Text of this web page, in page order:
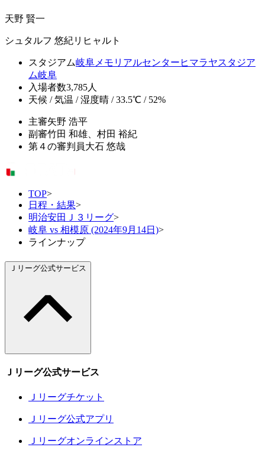
天野 賢一
シュタルフ 悠紀リヒャルト
スタジアム岐阜メモリアルセンターヒマラヤスタジア
ム岐阜
入場者数3,785人
天候 / 気温 / 湿度晴 / 33.5℃ / 52%
主審矢野 浩平
副審竹田 和雄、村田 裕紀
第４の審判員大石 悠哉
TOP>
日程・結果>
明治安田Ｊ３リーグ>
岐阜 vs 相模原 (2024年9月14日)>
ラインナップ
Ｊリーグ公式サービス
Ｊリーグ公式サービス
Ｊリーグチケット
Ｊリーグ公式アプリ
Ｊリーグオンラインストア